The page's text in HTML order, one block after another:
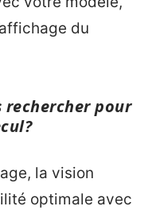
du
pour
la vision
optimale avec